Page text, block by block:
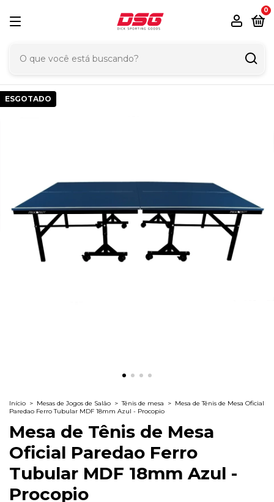
0
ESGOTADO
Início > Mesas de Jogos de Salão > Tênis de mesa > Mesa de Tênis de Mesa Oficial
Paredao Ferro Tubular MDF 18mm Azul - Procopio
Mesa de Tênis de Mesa
Oficial Paredao Ferro
Tubular MDF 18mm Azul -
Procopio